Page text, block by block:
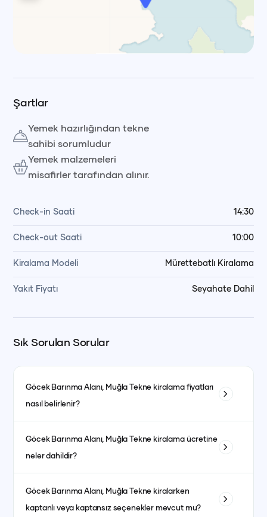
Şartlar
Yemek hazırlığından tekne
sahibi sorumludur
Yemek malzemeleri
misafirler tarafından alınır.
Check-in Saati 14:30
Check-out Saati 10:00
Kiralama Modeli Mürettebatlı Kiralama
Yakıt Fiyatı Seyahate Dahil
Sık Sorulan Sorular
Göcek Barınma Alanı, MuğlaTekne kiralama fiyatları
nasıl belirlenir?
ve bulunduğu bölgeye göre değişiklik gösterir. Ayrıca sezon
dönemleri de fiyatları etkiler. Yüksek sezonda fiyatlar daha
yüksek olurken, düşük sezonda daha avantajlı fiyatlarla
kiralama yapmak mümkündür.
Göcek Barınma Alanı, MuğlaTekne kiralama ücretine
neler dahildir?
garson, yakıt, son temizlik ve limandan alma-bırakma
hizmetleri dahildir. Kumanya (yiyecek, içecek ve
Göcek Barınma Alanı, MuğlaTekne kiralarken
kaptanlı veya kaptansız seçenekler mevcut mu?